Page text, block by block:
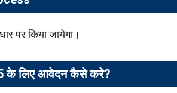
पर किया जायेगा।
के लिए आवेदन कैसे करे?